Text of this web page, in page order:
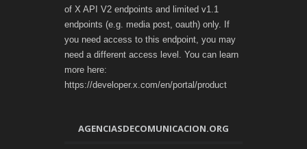
of X API V2 endpoints and limited v1.1
endpoints (e.g. media post, oauth) only. If
you need access to this endpoint, you may
need a different access level. You can learn
more here:
https://developer.x.com/en/portal/product
AGENCIASDECOMUNICACION.ORG